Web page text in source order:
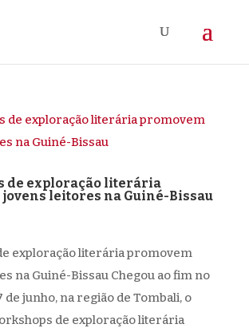
de exploração literária
leitores na Guiné-Bissau
exploração literária promovem
na Guiné-Bissau Chegou ao fim no
de junho, na região de Tombali, o
de exploração literária